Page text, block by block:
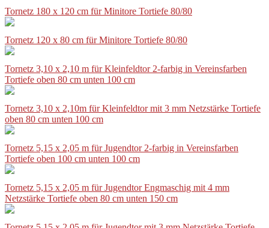
Tornetz 180 x 120 cm für Minitore Tortiefe 80/80
Tornetz 120 x 80 cm für Minitore Tortiefe 80/80
Tornetz 3,10 x 2,10 m für Kleinfeldtor 2-farbig in Vereinsfarben
Tortiefe oben 80 cm unten 100 cm
Tornetz 3,10 x 2,10m für Kleinfeldtor mit 3 mm Netzstärke Tortiefe
oben 80 cm unten 100 cm
Tornetz 5,15 x 2,05 m für Jugendtor 2-farbig in Vereinsfarben
Tortiefe oben 100 cm unten 100 cm
Tornetz 5,15 x 2,05 m für Jugendtor Engmaschig mit 4 mm
Netzstärke Tortiefe oben 80 cm unten 150 cm